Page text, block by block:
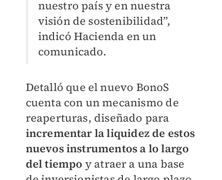
nuestro país y en nuestra
visión de sostenibilidad”,
indicó Hacienda en un
comunicado.
Detalló que el nuevo BonoS
cuenta con un mecanismo de
reaperturas, diseñado para
incrementar la liquidez de estos
nuevos instrumentos a lo largo
del tiempo y atraer a una base